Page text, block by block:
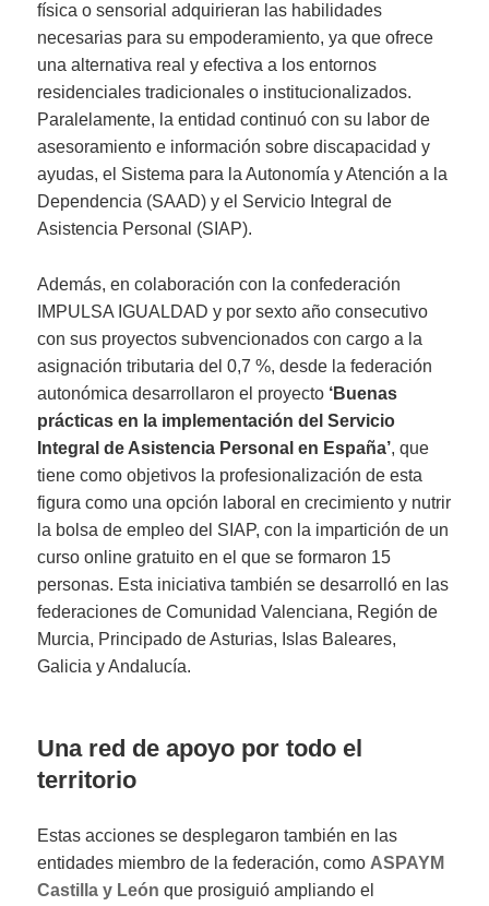
física o sensorial adquirieran las habilidades
necesarias para su empoderamiento, ya que ofrece
una alternativa real y efectiva a los entornos
residenciales tradicionales o institucionalizados.
Paralelamente, la entidad continuó con su labor de
asesoramiento e información sobre discapacidad y
ayudas, el Sistema para la Autonomía y Atención a la
Dependencia (SAAD) y el Servicio Integral de
Asistencia Personal (SIAP).
Además, en colaboración con la confederación
IMPULSA IGUALDAD y por sexto año consecutivo
con sus proyectos subvencionados con cargo a la
asignación tributaria del 0,7 %, desde la federación
autonómica desarrollaron el proyecto ‘Buenas
prácticas en la implementación del Servicio
Integral de Asistencia Personal en España’, que
tiene como objetivos la profesionalización de esta
figura como una opción laboral en crecimiento y nutrir
la bolsa de empleo del SIAP, con la impartición de un
curso online gratuito en el que se formaron 15
personas. Esta iniciativa también se desarrolló en las
federaciones de Comunidad Valenciana, Región de
Murcia, Principado de Asturias, Islas Baleares,
Galicia y Andalucía.
Una red de apoyo por todo el
territorio
Estas acciones se desplegaron también en las
entidades miembro de la federación, como ASPAYM
Castilla y León que prosiguió ampliando el